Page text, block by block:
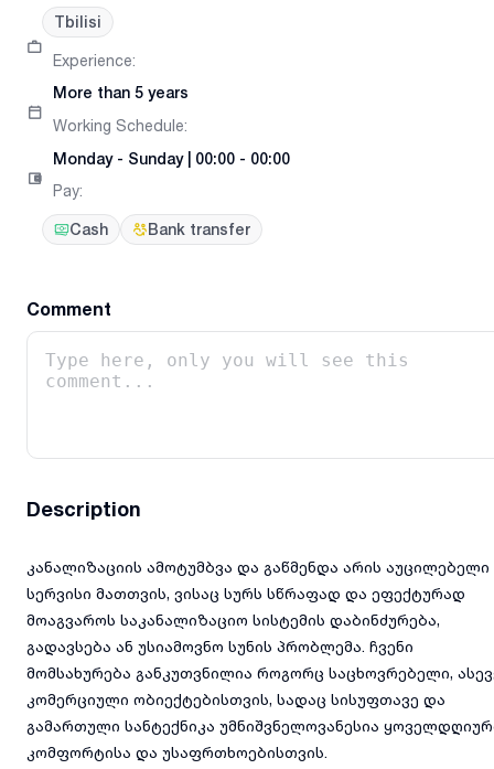
Tbilisi
Experience:
More than 5 years
Working Schedule:
Monday- Sunday| 00:00 - 00:00
Pay:
Cash Bank transfer
Comment
Description
კანალიზაციის ამოტუმბვა და გაწმენდა არის აუცილებელი
სერვისი მათთვის, ვისაც სურს სწრაფად და ეფექტურად
მოაგვაროს საკანალიზაციო სისტემის დაბინძურება,
გადავსება ან უსიამოვნო სუნის პრობლემა. ჩვენი
მომსახურება განკუთვნილია როგორც საცხოვრებელი,
კომერციული ობიექტებისთვის, სადაც სისუფთავე და
გამართული სანტექნიკა უმნიშვნელოვანესია
კომფორტისა და უსაფრთხოებისთვის.